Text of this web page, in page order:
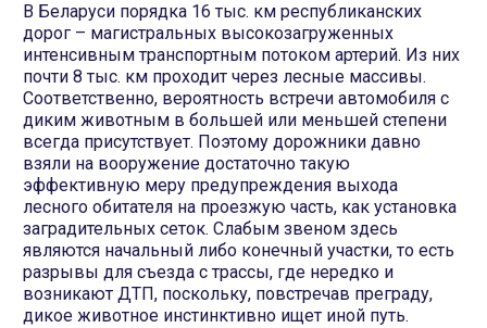
В Беларуси порядка 16 тыс. км республиканских
дорог – магистральных высокозагруженных
интенсивным транспортным потоком артерий. Из них
почти 8 тыс. км проходит через лесные массивы.
Соответственно, вероятность встречи автомобиля с
диким животным в большей или меньшей степени
всегда присутствует. Поэтому дорожники давно
взяли на вооружение достаточно такую
эффективную меру предупреждения выхода
лесного обитателя на проезжую часть, как установка
заградительных сеток. Слабым звеном здесь
являются начальный либо конечный участки, то есть
разрывы для съезда с трассы, где нередко и
возникают ДТП, поскольку, повстречав преграду,
дикое животное инстинктивно ищет иной путь.